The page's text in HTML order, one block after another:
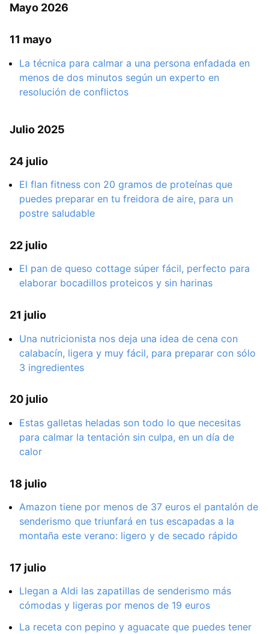
Mayo 2026
11 mayo
La técnica para calmar a una persona enfadada en
menos de dos minutos según un experto en
resolución de conflictos
Julio 2025
24 julio
El flan fitness con 20 gramos de proteínas que
puedes preparar en tu freidora de aire, para un
postre saludable
22 julio
El pan de queso cottage súper fácil, perfecto para
elaborar bocadillos proteicos y sin harinas
21 julio
Una nutricionista nos deja una idea de cena con
calabacín, ligera y muy fácil, para preparar con sólo
3 ingredientes
20 julio
Estas galletas heladas son todo lo que necesitas
para calmar la tentación sin culpa, en un día de
calor
18 julio
Amazon tiene por menos de 37 euros el pantalón de
senderismo que triunfará en tus escapadas a la
montaña este verano: ligero y de secado rápido
17 julio
Llegan a Aldi las zapatillas de senderismo más
cómodas y ligeras por menos de 19 euros
La receta con pepino y aguacate que puedes tener